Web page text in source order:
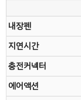
내장펜
지연시간
충전커넥터
에어액션